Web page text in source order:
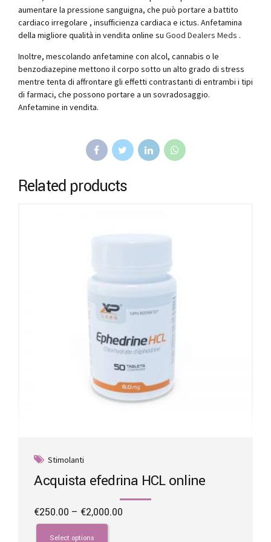
aumentare la pressione sanguigna, che può portare a battito
cardiaco irregolare , insufficienza cardiaca e ictus. Anfetamina
della migliore qualità in vendita online su Good Dealers Meds .
Inoltre, mescolando anfetamine con alcol, cannabis o le
benzodiazepine mettono il corpo sotto un alto grado di stress
mentre tenta di affrontare gli effetti contrastanti di entrambi i tipi
di farmaci, che possono portare a un sovradosaggio.
Anfetamine in vendita.
Related products
Stimolanti
Acquista efedrina HCL online
€250.00 – €2,000.00
Select options
This
product